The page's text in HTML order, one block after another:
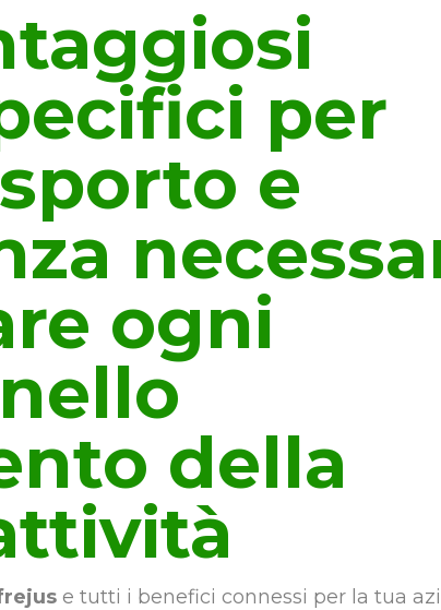
per
e
ogni
della
e tutti i benefici connessi per la tua